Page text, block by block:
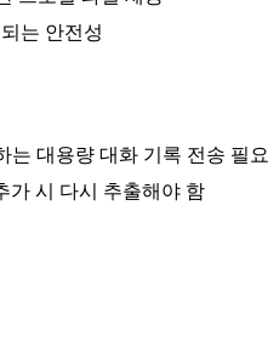
는 안전성
는 대용량 대화 기록 전송 필요
가 시 다시 추출해야 함